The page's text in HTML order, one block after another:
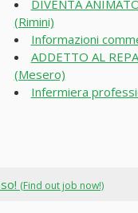
DIVENTA
(Rimini)
Informazioni
ADDETTO AL
(Mesero)
Infermiera
(Find out job now!)